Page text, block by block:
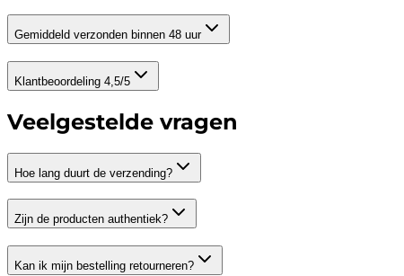
Gemiddeld verzonden binnen 48 uur
Klantbeoordeling 4,5/5
Veelgestelde vragen
Hoe lang duurt de verzending?
Zijn de producten authentiek?
Kan ik mijn bestelling retourneren?